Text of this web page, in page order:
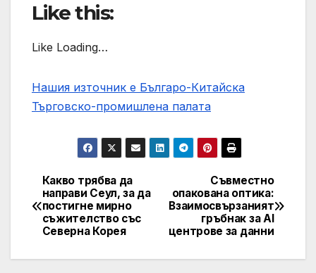
Like this:
Like Loading…
Нашия източник е Българо-Китайска
Търговско-промишлена палaта
Post
navigation
Съвместно
опакована оптика:
Взаимосвързаният
гръбнак за AI
центрове за данни
Какво трябва да
направи Сеул, за да
постигне мирно
съжителство със
Северна Корея